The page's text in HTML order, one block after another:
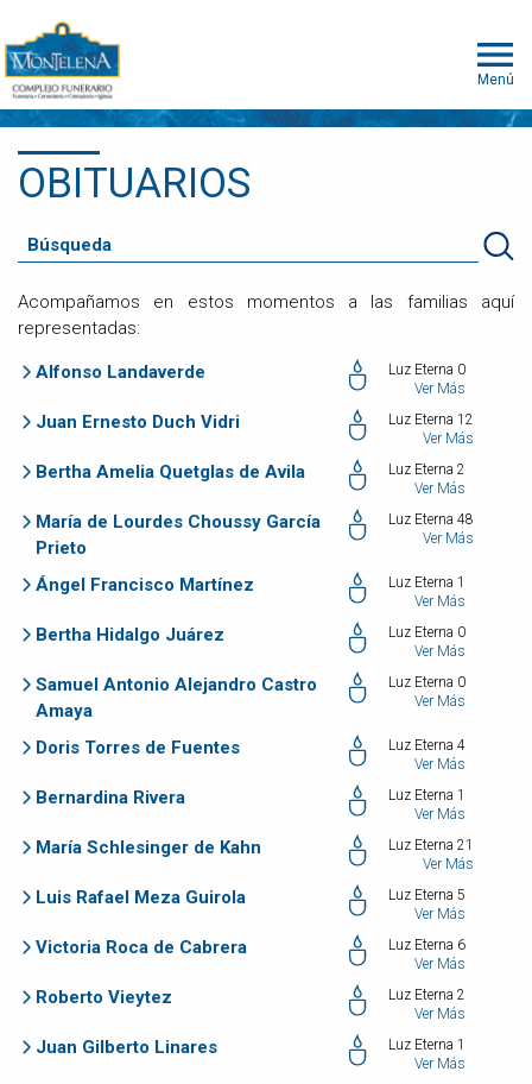
Menú
OBITUARIOS
Acompañamos en estos momentos a las familias aquí
representadas:
Alfonso Landaverde
Luz Eterna 0
Ver Más
Juan Ernesto Duch Vidri
Luz Eterna 12
Ver Más
Bertha Amelia Quetglas de Avila
Luz Eterna 2
Ver Más
María de Lourdes Choussy García
Prieto
Luz Eterna 48
Ver Más
Ángel Francisco Martínez
Luz Eterna 1
Ver Más
Bertha Hidalgo Juárez
Luz Eterna 0
Ver Más
Samuel Antonio Alejandro Castro
Amaya
Luz Eterna 0
Ver Más
Doris Torres de Fuentes
Luz Eterna 4
Ver Más
Bernardina Rivera
Luz Eterna 1
Ver Más
María Schlesinger de Kahn
Luz Eterna 21
Ver Más
Luis Rafael Meza Guirola
Luz Eterna 5
Ver Más
Victoria Roca de Cabrera
Luz Eterna 6
Ver Más
Roberto Vieytez
Luz Eterna 2
Ver Más
Juan Gilberto Linares
Luz Eterna 1
Ver Más